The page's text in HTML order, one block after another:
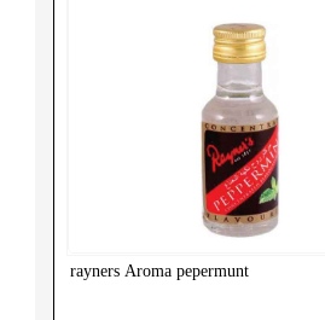
rayners Aroma pepermunt